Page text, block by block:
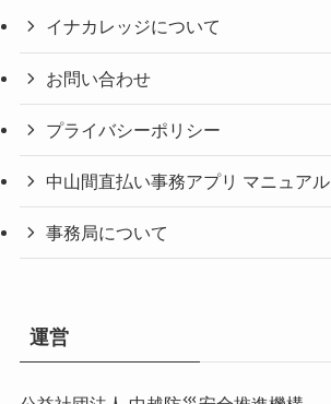
イナカレッジについて
お問い合わせ
プライバシーポリシー
中山間直払い事務アプリ マニュアル
事務局について
運営